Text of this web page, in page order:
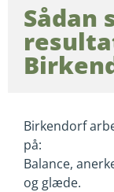
Sådan
Birkendorf
på:
Balance,
og glæde.